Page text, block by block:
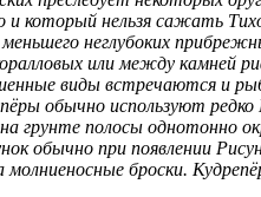
и который нельзя сажать
неглубоких
или между камней
виды встречаются и
обычно используют
на грунте полосы однотонно
обычно при появлении
молниеносные броски.